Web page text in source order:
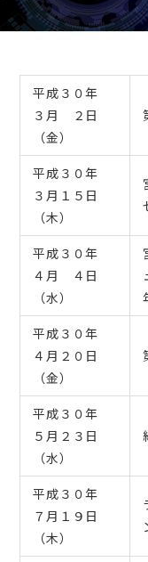
平成３０年
３月 ２日
（金）
平成３０年
３月１５日
（木）
平成３０年
４月 ４日
（水）
平成３０年
４月２０日
（金）
平成３０年
５月２３日
（水）
平成３０年
７月１９日
（木）